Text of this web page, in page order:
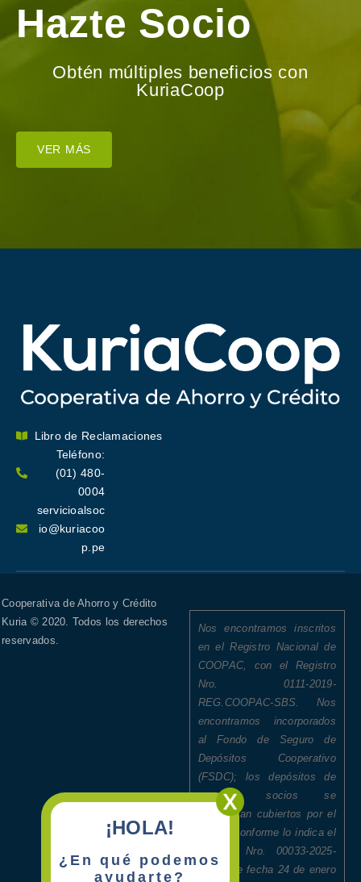
Hazte Socio
Obtén múltiples beneficios con
KuriaCoop
VER MÁS
Libro de Reclamaciones
Teléfono:
(01) 480-
0004
servicioalsoc
io@kuriacoo
p.pe
Cooperativa de Ahorro y Crédito
Kuria © 2020. Todos los derechos
reservados.
Nos encontramos inscritos
en el Registro Nacional de
COOPAC, con el Registro
Nro. 0111-2019-
REG.COOPAC-SBS. Nos
encontramos incorporados
al Fondo de Seguro de
Depósitos Cooperativo
(FSDC); los depósitos de
nuestros socios se
encuentran cubiertos por el
FSDC, conforme lo indica el
OFICIO Nro. 00033-2025-
FSDC de fecha 24 de enero
¡HOLA!
¿En qué podemos
ayudarte?
Quiero hacer un depósito